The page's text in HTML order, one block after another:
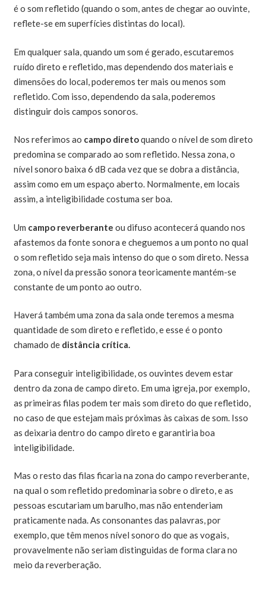
é o som refletido (quando o som, antes de chegar ao ouvinte,
reflete-se em superfícies distintas do local).
Em qualquer sala, quando um som é gerado, escutaremos
ruído direto e refletido, mas dependendo dos materiais e
dimensões do local, poderemos ter mais ou menos som
refletido. Com isso, dependendo da sala, poderemos
distinguir dois campos sonoros.
Nos referimos ao campo diretoquando o nível de som direto
predomina se comparado ao som refletido. Nessa zona, o
nível sonoro baixa 6 dB cada vez que se dobra a distância,
assim como em um espaço aberto. Normalmente, em locais
assim, a inteligibilidade costuma ser boa.
Um campo reverberante ou difuso acontecerá quando nos
afastemos da fonte sonora e cheguemos a um ponto no qual
o som refletido seja mais intenso do que o som direto. Nessa
zona, o nível da pressão sonora teoricamente mantém-se
constante de um ponto ao outro.
Haverá também uma zona da sala onde teremos a mesma
quantidade de som direto e refletido, e esse é o ponto
chamado de distância crítica.
Para conseguir inteligibilidade, os ouvintes devem estar
dentro da zona de campo direto. Em uma igreja, por exemplo,
as primeiras filas podem ter mais som direto do que refletido,
no caso de que estejam mais próximas às caixas de som. Isso
as deixaria dentro do campo direto e garantiria boa
inteligibilidade.
Mas o resto das filas ficaria na zona do campo reverberante,
na qual o som refletido predominaria sobre o direto, e as
pessoas escutariam um barulho, mas não entenderiam
praticamente nada. As consonantes das palavras, por
exemplo, que têm menos nível sonoro do que as vogais,
provavelmente não seriam distinguidas de forma clara no
meio da reverberação.